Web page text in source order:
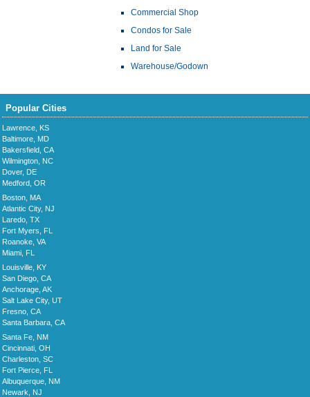
Commercial Shop
Condos for Sale
Land for Sale
Warehouse/Godown
Popular Cities
Lawrence, KS
Baltimore, MD
Bakersfield, CA
Wilmington, NC
Dover, DE
Medford, OR
Boston, MA
Atlantic City, NJ
Laredo, TX
Fort Myers, FL
Roanoke, VA
Miami, FL
Louisville, KY
San Diego, CA
Anchorage, AK
Salt Lake City, UT
Fresno, CA
Santa Barbara, CA
Santa Fe, NM
Cincinnati, OH
Charleston, SC
Fort Pierce, FL
Albuquerque, NM
Newark, NJ